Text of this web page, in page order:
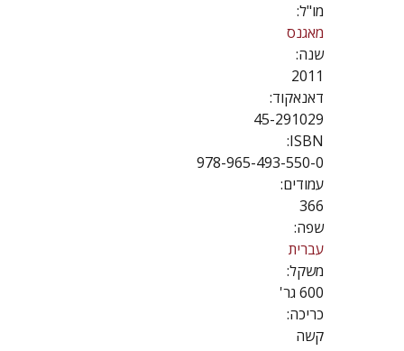
מו"ל:
מאגנס
שנה:
2011
דאנאקוד:
45-291029
ISBN:
978-965-493-550-0
עמודים:
366
שפה:
עברית
משקל:
600 גר'
כריכה:
קשה